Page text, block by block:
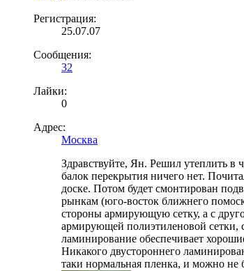
Регистрация:
25.07.07
Сообщения:
32
Лайки:
0
Адрес:
Москва
Здравствуйте, Ян. Решил утеплить в
балок перекрытия ничего нет.
доске. Потом будет смонтирован
рынкам (юго-восток ближнего
стороны армирующую сетку, а с
армирующей полиэтиленовой сетки,
ламинирование обеспечивает
Никакого двустороннего
таки нормальная пленка, и можно не